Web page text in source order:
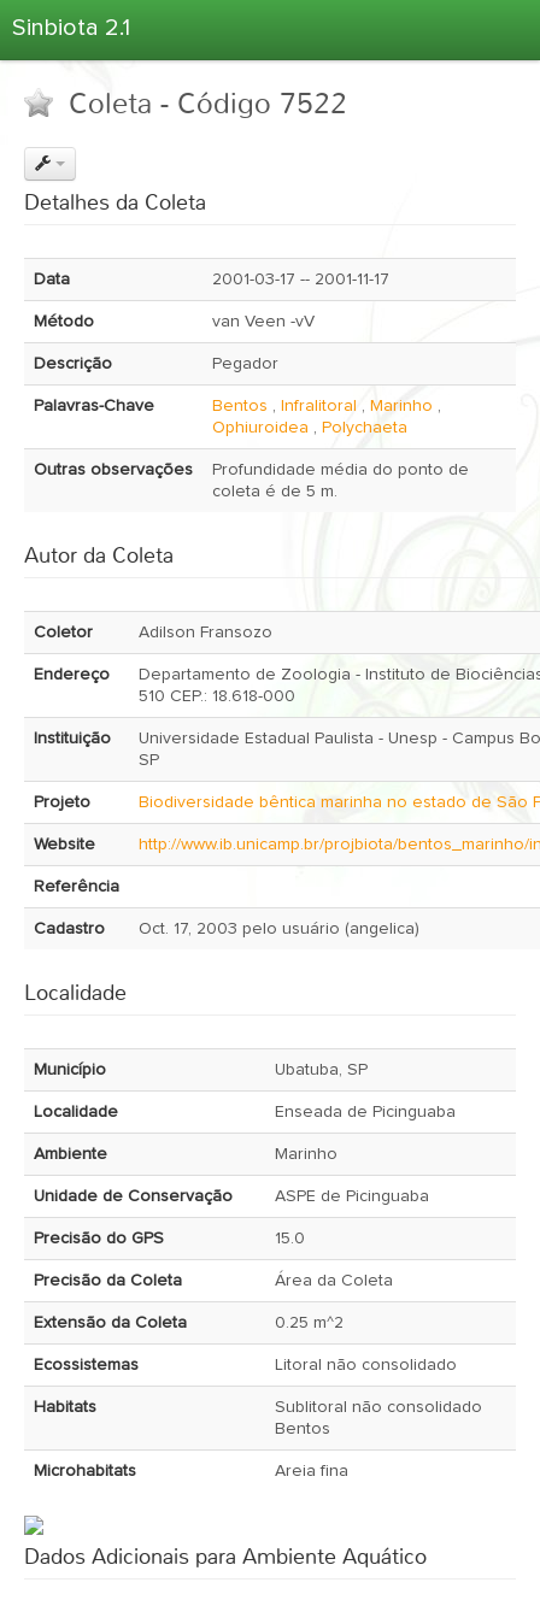
Sinbiota 2.1
Informações Ambientais
Coletas
Atlas 2.1
Estatísticas
Sobre o Sinbiota
Coleta - Código 7522
Detalhes da Coleta
Data 2001-03-17 -- 2001-11-17
Método van Veen -vV
Descrição Pegador
Palavras-Chave Bentos , Infralitoral , Marinho ,
Ophiuroidea , Polychaeta
Outras observações
Profundidade média do ponto de
coleta é de 5 m.
Autor da Coleta
Coletor Adilson Fransozo
Endereço
Departamento de Zoologia - Instituto de
510 CEP.: 18.618-000
Instituição
Universidade Estadual Paulista - Unesp - Campus Botucatu,
SP
Projeto Biodiversidade bêntica marinha no estado de São
Website http://www.ib.unicamp.br/projbiota/bentos_marinho/
Referência
Cadastro Oct. 17, 2003 pelo usuário (angelica)
Localidade
Município Ubatuba, SP
Localidade Enseada de Picinguaba
Ambiente Marinho
Unidade de Conservação ASPE de Picinguaba
Precisão do GPS 15.0
Precisão da Coleta Área da Coleta
Extensão da Coleta 0.25 m^2
Ecossistemas Litoral não consolidado
Habitats
Sublitoral não consolidado
Bentos
Microhabitats Areia fina
Dados Adicionais para Ambiente Aquático